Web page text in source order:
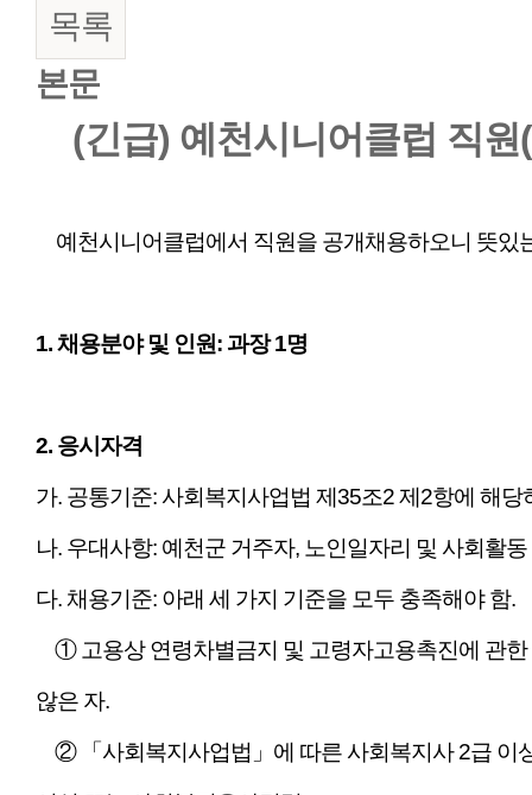
목록
본문
(긴급) 예천시니어클럽 직
예천시니어클럽에서 직원을 공개채용하오니 뜻있
1. 채용분야 및 인원: 과장 1명
2. 응시자격
가. 공통기준: 사회복지사업법 제35조2 제2항에 해당
나. 우대사항: 예천군 거주자, 노인일자리 및 사회활
다. 채용기준: 아래 세 가지 기준을 모두 충족해야 함.
① 고용상 연령차별금지 및 고령자고용촉진에 관
않은 자.
② 「사회복지사업법」에 따른 사회복지사 2급 이